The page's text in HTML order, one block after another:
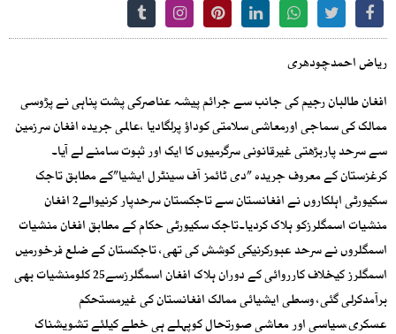
ریاض احمدچودھری
افغان طالبان رجیم کی جانب سے جرائم پیشہ عناصرکی پشت پناہی نے پڑوسی
ممالک کی سماجی اورمعاشی سلامتی کوداؤ پرلگادیا ،عالمی جریدہ افغان سرزمین
سے سرحد پاربڑھتی غیرقانونی سرگرمیوں کا ایک اور ثبوت سامنے لے آیا۔
کرغزستان کے معروف جریدہ ”دی ٹائمز آف سینٹرل ایشیا”کے مطابق تاجک
سکیورٹی اہلکاروں نے افغانستان سے تاجکستان سرحدپار کرنیوالے2 افغان
منشیات اسمگلرزکو ہلاک کردیا۔تاجک سکیورٹی حکام کے مطابق افغان منشیات
اسمگلروں نے سرحد عبورکرنیکی کوشش کی تھی، تاجکستان کے ضلع فرخورمیں
اسمگلرز کیخلاف کارروائی کے دوران ہلاک افغان اسمگلرزسے25 کلومنشیات بھی
برآمدکرلی گئی، وسطی ایشیائی ممالک افغانستان کی غیرمستحکم
عسکری،سیاسی اور معاشی صورتحال کوپہلے ہی خطے کیلئے تشویشناک